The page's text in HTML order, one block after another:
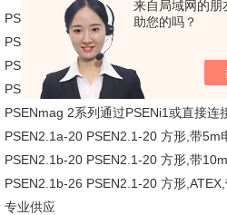
来自局域网的朋
助您的吗？
PSEN1.2p-20 PSEN1.2-20 圆形,释放
PSEN1.2p-22 PSEN1.2-20 圆形,释放
PSEN1.2p-23 PSEN1.2-20 圆形,ATEX,
PSEN1.2p-25 PSEN1.2-20 圆形
PSENmag 2系列通过PSENi1或直接
PSEN2.1a-20 PSEN2.1-20 方形,带
PSEN2.1b-20 PSEN2.1-20 方形,带
PSEN2.1b-26 PSEN2.1-20 方形
专业供应